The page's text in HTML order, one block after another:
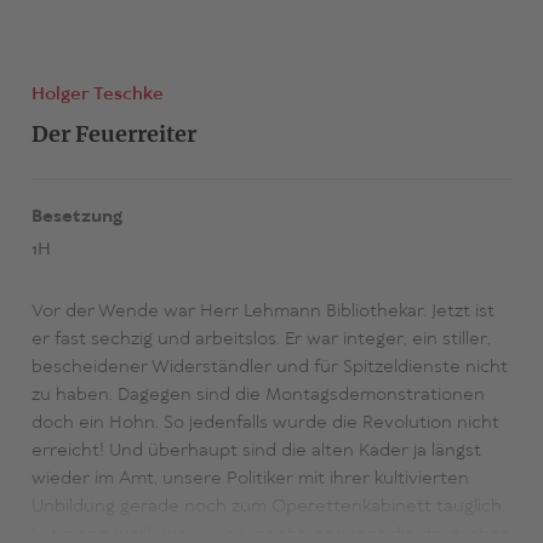
Holger Teschke
Der Feuerreiter
Besetzung
1H
Vor der Wende war Herr Lehmann Bibliothekar. Jetzt ist
er fast sechzig und arbeitslos. Er war integer, ein stiller,
bescheidener Widerständler und für Spitzeldienste nicht
zu haben. Dagegen sind die Montagsdemonstrationen
doch ein Hohn. So jedenfalls wurde die Revolution nicht
erreicht! Und überhaupt sind die alten Kader ja längst
wieder im Amt, unsere Politiker mit ihrer kultivierten